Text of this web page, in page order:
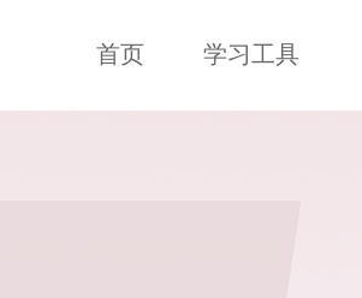
首页 学习工具